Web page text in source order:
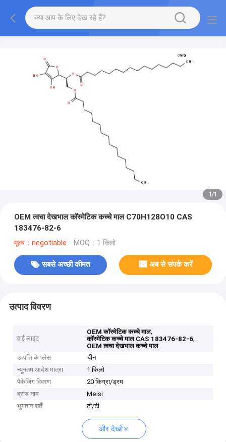
1/1
OEM त्वचा देखभाल कॉस्मेटिक कच्चे माल C70H128O10 CAS
183476-82-6
मूल्य：negotiable MOQ：1 किलो
सबसे अच्छी कीमत अब से संपर्क करें
उत्पाद विवरण
हाई लाइट
OEM कॉस्मेटिक कच्चे माल,
कॉस्मेटिक कच्चे माल CAS 183476-82-6,
OEM त्वचा देखभाल कच्चे माल
उत्पत्ति के प्लेस
चीन
न्यूनतम आदेश मात्रा
1 किलो
पैकेजिंग विवरण
20 किग्रा/ड्रम
ब्रांड नाम
Meisi
भुगतान शर्तें
टी/टी
और देखो